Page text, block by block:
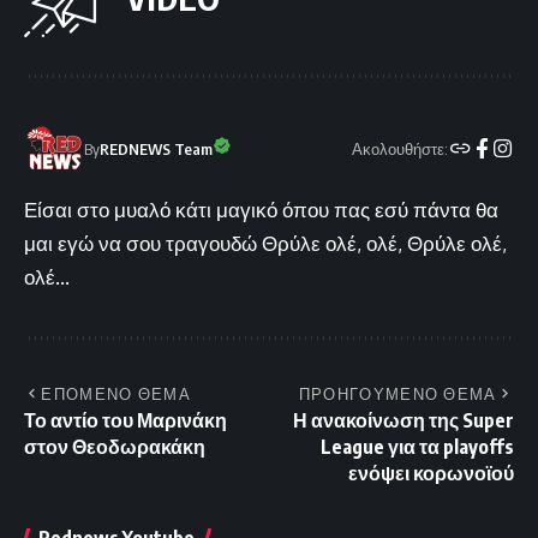
ByREDNEWS Team Ακολουθήστε:
Είσαι στο μυαλό κάτι μαγικό όπου πας εσύ πάντα θα
μαι εγώ να σου τραγουδώ Θρύλε ολέ, ολέ, Θρύλε ολέ,
ολέ...
ΕΠΟΜΕΝΟ ΘΕΜΑ
Το αντίο του Μαρινάκη
στον Θεοδωρακάκη
ΠΡΟΗΓΟΥΜΕΝΟ ΘΕΜΑ
Η ανακοίνωση της Super
League για τα playoffs
ενόψει κορωνοϊού